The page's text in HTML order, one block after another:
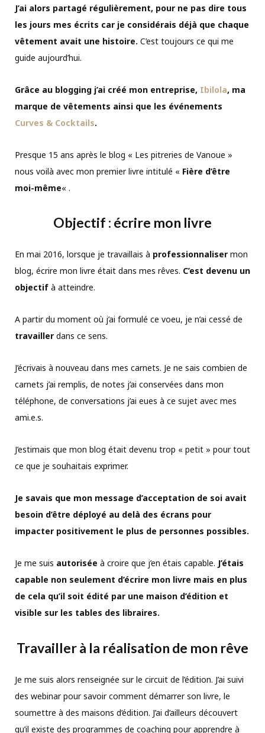
J’ai alors partagé régulièrement, pour ne pas dire tous
les jours mes écrits car je considérais déjà que chaque
vêtement avait une histoire. C’est toujours ce qui me
guide aujourd’hui.
Grâce au blogging j’ai créé mon entreprise, Ibilola, ma
marque de vêtements ainsi que les événements
Curves & Cocktails.
Presque 15 ans après le blog « Les pitreries de Vanoue »
nous voilà avec mon premier livre intitulé « Fière d’être
moi-même« .
Objectif : écrire mon livre
En mai 2016, lorsque je travaillais à professionnaliser mon
blog, écrire mon livre était dans mes rêves. C’est devenu un
objectif à atteindre.
A partir du moment où j’ai formulé ce voeu, je n’ai cessé de
travailler dans ce sens.
J’écrivais à nouveau dans mes carnets. Je ne sais combien de
carnets j’ai remplis, de notes j’ai conservées dans mon
téléphone, de conversations j’ai eues à ce sujet avec mes
ami.e.s.
J’estimais que mon blog était devenu trop « petit » pour tout
ce que je souhaitais exprimer.
Je savais que mon message d’acceptation de soi avait
besoin d’être déployé au delà des écrans pour
impacter positivement le plus de personnes possibles.
Je me suis autorisée à croire que j’en étais capable. J’étais
capable non seulement d’écrire mon livre mais en plus
de cela qu’il soit édité par une maison d’édition et
visible sur les tables des libraires.
Travailler à la réalisation de mon rêve
Je me suis alors renseignée sur le circuit de l’édition. J’ai suivi
des webinar pour savoir comment démarrer son livre, le
soumettre à des maisons d’édition. J’ai d’ailleurs découvert
qu’il existe des programmes de coaching pour apprendre à